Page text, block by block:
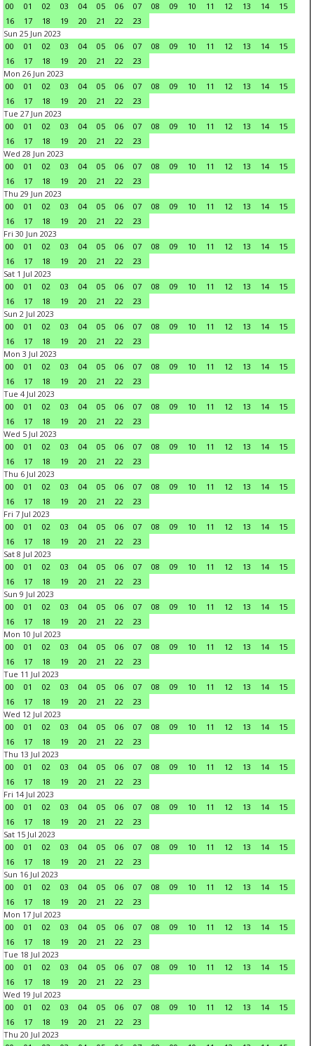
00
01 02 03 04 05 06 07 08 09 10 11 12 13 14
15
16
17 18 19 20 21 22
23
Sun 25 Jun 2023
00
01 02 03 04 05 06 07 08 09 10 11 12 13 14
15
16
17 18 19 20 21 22
23
Mon 26 Jun 2023
00
01 02 03 04 05 06 07 08 09 10 11 12 13 14
15
16
17 18 19 20 21 22
23
Tue 27 Jun 2023
00
01 02 03 04 05 06 07 08 09 10 11 12 13 14
15
16
17 18 19 20 21 22
23
Wed 28 Jun 2023
00
01 02 03 04 05 06 07 08 09 10 11 12 13 14
15
16
17 18 19 20 21 22
23
Thu 29 Jun 2023
00
01 02 03 04 05 06 07 08 09 10 11 12 13 14
15
16
17 18 19 20 21 22
23
Fri 30 Jun 2023
00
01 02 03 04 05 06 07 08 09 10 11 12 13 14
15
16
17 18 19 20 21 22
23
Sat 1 Jul 2023
00
01 02 03 04 05 06 07 08 09 10 11 12 13 14
15
16
17 18 19 20 21 22
23
Sun 2 Jul 2023
00
01 02 03 04 05 06 07 08 09 10 11 12 13 14
15
16
17 18 19 20 21 22
23
Mon 3 Jul 2023
00
01 02 03 04 05 06 07 08 09 10 11 12 13 14
15
16
17 18 19 20 21 22
23
Tue 4 Jul 2023
00
01 02 03 04 05 06 07 08 09 10 11 12 13 14
15
16
17 18 19 20 21 22
23
Wed 5 Jul 2023
00
01 02 03 04 05 06 07 08 09 10 11 12 13 14
15
16
17 18 19 20 21 22
23
Thu 6 Jul 2023
00
01 02 03 04 05 06 07 08 09 10 11 12 13 14
15
16
17 18 19 20 21 22
23
Fri 7 Jul 2023
00
01 02 03 04 05 06 07 08 09 10 11 12 13 14
15
16
17 18 19 20 21 22
23
Sat 8 Jul 2023
00
01 02 03 04 05 06 07 08 09 10 11 12 13 14
15
16
17 18 19 20 21 22
23
Sun 9 Jul 2023
00
01 02 03 04 05 06 07 08 09 10 11 12 13 14
15
16
17 18 19 20 21 22
23
Mon 10 Jul 2023
00
01 02 03 04 05 06 07 08 09 10 11 12 13 14
15
16
17 18 19 20 21 22
23
Tue 11 Jul 2023
00
01 02 03 04 05 06 07 08 09 10 11 12 13 14
15
16
17 18 19 20 21 22
23
Wed 12 Jul 2023
00
01 02 03 04 05 06 07 08 09 10 11 12 13 14
15
16
17 18 19 20 21 22
23
Thu 13 Jul 2023
00
01 02 03 04 05 06 07 08 09 10 11 12 13 14
15
16
17 18 19 20 21 22
23
Fri 14 Jul 2023
00
01 02 03 04 05 06 07 08 09 10 11 12 13 14
15
16
17 18 19 20 21 22
23
Sat 15 Jul 2023
00
01 02 03 04 05 06 07 08 09 10 11 12 13 14
15
16
17 18 19 20 21 22
23
Sun 16 Jul 2023
00
01 02 03 04 05 06 07 08 09 10 11 12 13 14
15
16
17 18 19 20 21 22
23
Mon 17 Jul 2023
00
01 02 03 04 05 06 07 08 09 10 11 12 13 14
15
16
17 18 19 20 21 22
23
Tue 18 Jul 2023
00
01 02 03 04 05 06 07 08 09 10 11 12 13 14
15
16
17 18 19 20 21 22
23
Wed 19 Jul 2023
00
01 02 03 04 05 06 07 08 09 10 11 12 13 14
15
16
17 18 19 20 21 22
23
Thu 20 Jul 2023